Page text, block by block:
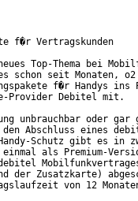
f�r Vertragskunden
Top-Thema bei
schon seit Monaten,
f�r Handys ins
Provider Debitel mit.
unbrauchbar oder gar
Abschluss eines
Schutz gibt es in
als Premium-
der Zusatzkarte)
von 12